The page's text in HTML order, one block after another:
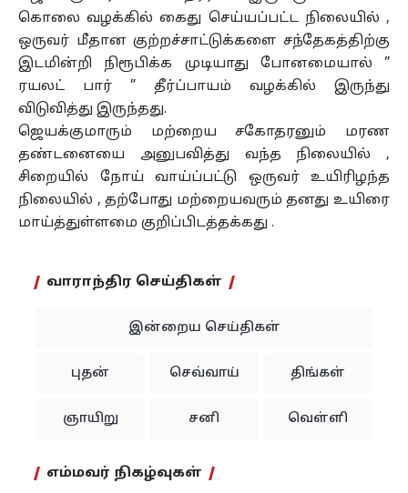
கொலை வழக்கில் கைது செய்யப்பட்ட நிலையில் ,
ஒருவர் மீதான குற்றச்சாட்டுக்களை சந்தேகத்திற்கு
இடமின்றி நிரூபிக்க முடியாது போனமையால் ”
ரயலட் பார் ” தீர்ப்பாயம் வழக்கில் இருந்து
விடுவித்து இருந்தது.
ஜெயக்குமாரும் மற்றைய சகோதரனும் மரண
தண்டனையை அனுபவித்து வந்த நிலையில் ,
சிறையில் நோய் வாய்ப்பட்டு ஒருவர் உயிரிழந்த
நிலையில் , தற்போது மற்றையவரும் தனது உயிரை
மாய்த்துள்ளமை குறிப்பிடத்தக்கது .
வாராந்திர செய்திகள்
இன்றைய செய்திகள்
புதன் செவ்வாய் திங்கள்
ஞாயிறு சனி வெள்ளி
எம்மவர் நிகழ்வுகள்